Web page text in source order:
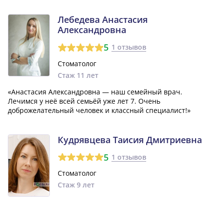
тщательно объясняла каждую деталь...»
Лебедева Анастасия
Александровна
5 1 отзывов
Стоматолог
Стаж 11 лет
«Анастасия Александровна — наш семейный врач.
Лечимся у неё всей семьёй уже лет 7. Очень
доброжелательный человек и классный специалист!»
Кудрявцева Таисия Дмитриевна
5 1 отзывов
Стоматолог
Стаж 9 лет